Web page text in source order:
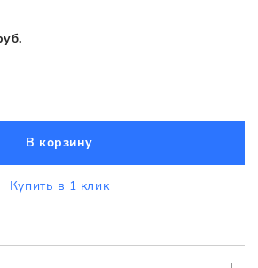
В корзину
Купить в 1 клик